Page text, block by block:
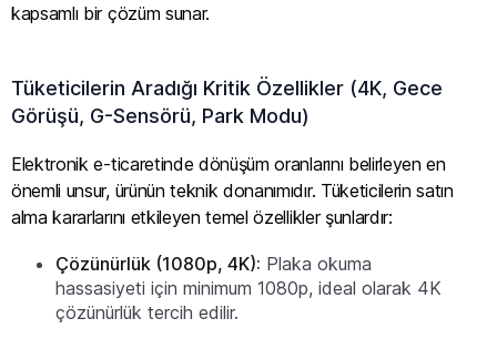
kapsamlı bir çözüm sunar.
Tüketicilerin Aradığı Kritik Özellikler (4K, Gece
Görüşü, G-Sensörü, Park Modu)
Elektronik e-ticaretinde dönüşüm oranlarını belirleyen en
önemli unsur, ürünün teknik donanımıdır. Tüketicilerin satın
alma kararlarını etkileyen temel özellikler şunlardır:
Çözünürlük (1080p, 4K): Plaka okuma
hassasiyeti için minimum 1080p, ideal olarak 4K
çözünürlük tercih edilir.